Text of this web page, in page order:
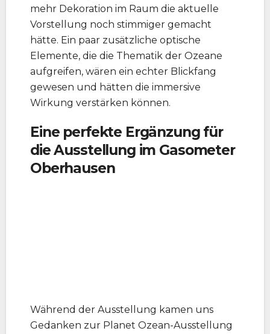
mehr Dekoration im Raum die aktuelle
Vorstellung noch stimmiger gemacht
hätte. Ein paar zusätzliche optische
Elemente, die die Thematik der Ozeane
aufgreifen, wären ein echter Blickfang
gewesen und hätten die immersive
Wirkung verstärken können.
Eine perfekte Ergänzung für
die Ausstellung im Gasometer
Oberhausen
Während der Ausstellung kamen uns
Gedanken zur Planet Ozean-Ausstellung